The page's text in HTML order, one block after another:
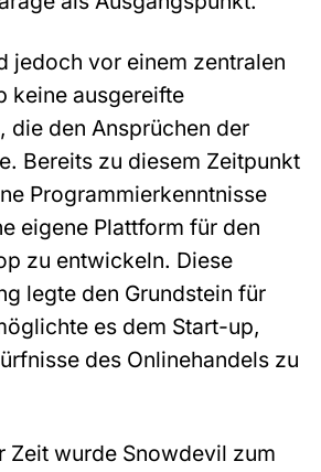
jedoch vor einem zentralen
keine ausgereifte
die den Ansprüchen der
Bereits zu diesem Zeitpunkt
Programmierkenntnisse
eigene Plattform für den
zu entwickeln. Diese
legte den Grundstein für
es dem Start-up,
des Onlinehandels zu
Zeit wurde Snowdevil zum